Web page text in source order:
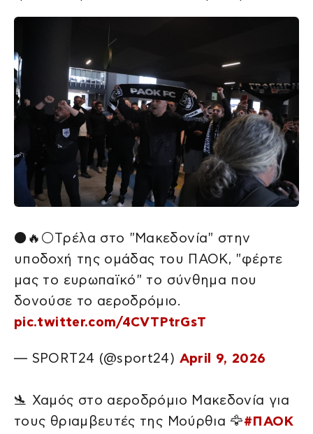
⚫🔥⚪Tρέλα στο "Μακεδονία" στην
υποδοχή της ομάδας του ΠΑΟΚ, "φέρτε
μας το ευρωπαϊκό" το σύνθημα που
δονούσε το αεροδρόμιο.
pic.twitter.com/4CVTPtrGsT
— SPORT24 (@sport24) April 9, 2026
🛬 Χαμός στο αεροδρόμιο Μακεδονία για
τους θριαμβευτές της Μούρθια 🦅#ΠΑΟΚ